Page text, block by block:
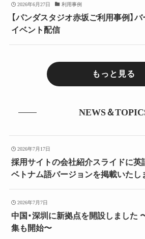
2026年6月27日 利用事例
【パンダスタジオ赤坂ご利用事例】
イベント配信
もっと見る
NEWS＆
2026年7月17日
採用サイトの会社紹介スライドに英語
ベトナム語バージョンを掲載いたし
2026年7月7日
中国・深圳に新拠点を開設しました
集も開始〜